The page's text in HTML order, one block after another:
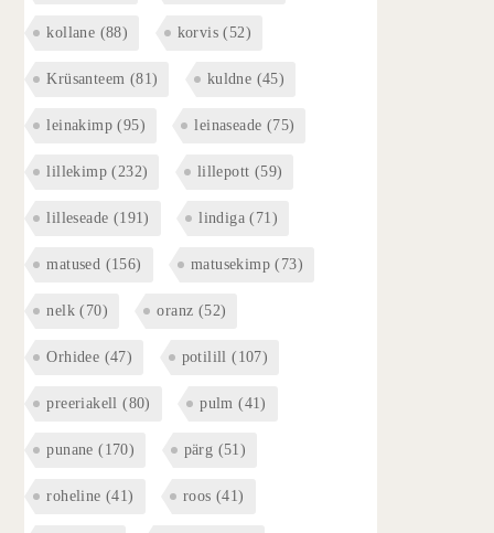
kollane (88) korvis (52)
Krüsanteem (81) kuldne (45)
leinakimp (95) leinaseade (75)
lillekimp (232) lillepott (59)
lilleseade (191) lindiga (71)
matused (156) matusekimp (73)
nelk (70) oranz (52)
Orhidee (47) potilill (107)
preeriakell (80) pulm (41)
punane (170) pärg (51)
roheline (41) roos (41)